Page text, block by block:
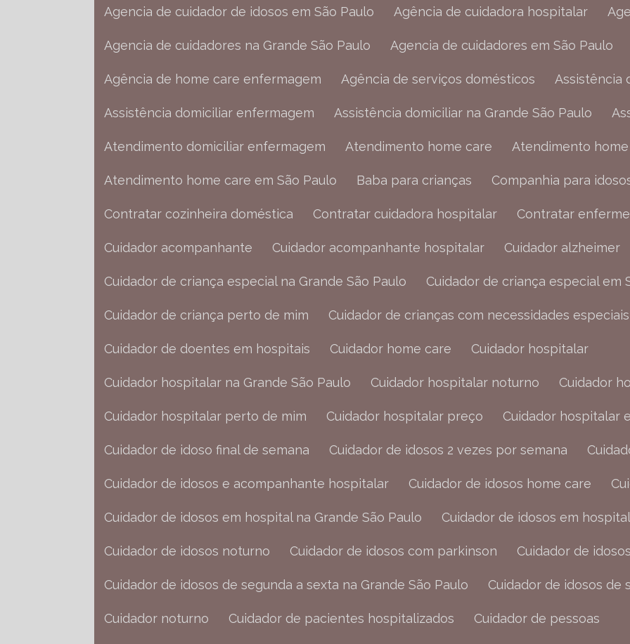
Agencia de cuidador de idosos em São Paulo Agência de cuidadora hospitalar
Agencia de cuidadores na Grande São Paulo Agencia de cuidadores em São Paulo
Agência de home care enfermagem Agência de serviços domésticos
Assistência domiciliar enfermagem Assistência domiciliar na Grande São Paulo
Atendimento domiciliar enfermagem Atendimento home care Atendimento
Atendimento home care em São Paulo Baba para crianças Companhia para
Contratar cozinheira doméstica Contratar cuidadora hospitalar Contratar
Cuidador acompanhante Cuidador acompanhante hospitalar Cuidador alzheimer
Cuidador de criança especial na Grande São Paulo Cuidador de criança especial em
Cuidador de criança perto de mim Cuidador de crianças com necessidades especiais
Cuidador de doentes em hospitais Cuidador home care Cuidador hospitalar
Cuidador hospitalar na Grande São Paulo Cuidador hospitalar noturno Cuidador
Cuidador hospitalar perto de mim Cuidador hospitalar preço Cuidador hospitalar
Cuidador de idoso final de semana Cuidador de idosos 2 vezes por semana
Cuidador de idosos e acompanhante hospitalar Cuidador de idosos home care
Cuidador de idosos em hospital na Grande São Paulo Cuidador de idosos em
Cuidador de idosos noturno Cuidador de idosos com parkinson Cuidador de
Cuidador de idosos de segunda a sexta na Grande São Paulo Cuidador de idosos
Cuidador noturno Cuidador de pacientes hospitalizados Cuidador de pessoas